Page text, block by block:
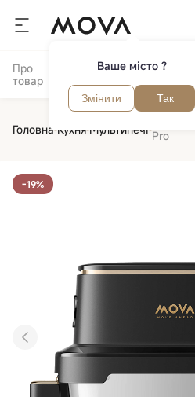
Ваше місто ?
Змінити Так
Про
товар
Відгуки та
Огляд
Головна Кухня Мультипечі Pro
‹
-19%